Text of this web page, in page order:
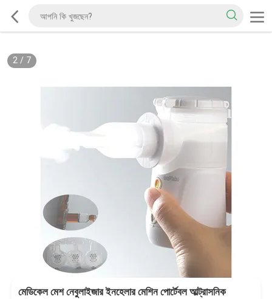
2/ 7
মেডিকেল মেশ নেবুলাইজার ইনহেলার মেশিন পোর্টেবল আল্ট্রাসনিক